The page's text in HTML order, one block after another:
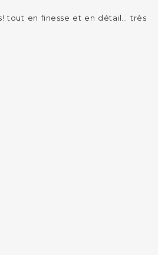
tout en finesse et en détail… très